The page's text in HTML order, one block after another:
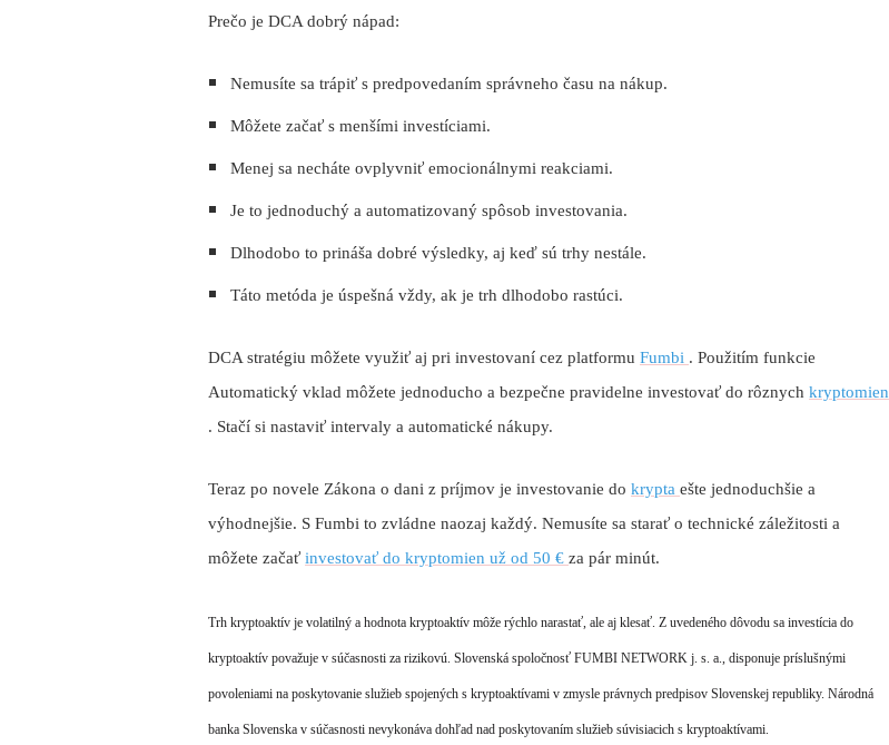
Prečo je DCA dobrý nápad:
Nemusíte sa trápiť s predpovedaním správneho času na nákup.
Môžete začať s menšími investíciami.
Menej sa necháte ovplyvniť emocionálnymi reakciami.
Je to jednoduchý a automatizovaný spôsob investovania.
Dlhodobo to prináša dobré výsledky, aj keď sú trhy nestále.
Táto metóda je úspešná vždy, ak je trh dlhodobo rastúci.
DCA stratégiu môžete využiť aj pri investovaní cez platformu Fumbi . Použitím funkcie
Automatický vklad môžete jednoducho a bezpečne pravidelne investovať do rôznych kryptomien
. Stačí si nastaviť intervaly a automatické nákupy.
Teraz po novele Zákona o dani z príjmov je investovanie do krypta ešte jednoduchšie a
výhodnejšie. S Fumbi to zvládne naozaj každý. Nemusíte sa starať o technické záležitosti a
môžete začať investovať do kryptomien už od 50 € za pár minút.
Trh kryptoaktív je volatilný a hodnota kryptoaktív môže rýchlo narastať, ale aj klesať. Z uvedeného dôvodu sa investícia do
kryptoaktív považuje v súčasnosti za rizikovú. Slovenská spoločnosť FUMBI NETWORK j. s. a., disponuje príslušnými
povoleniami na poskytovanie služieb spojených s kryptoaktívami v zmysle právnych predpisov Slovenskej republiky. Národná
banka Slovenska v súčasnosti nevykonáva dohľad nad poskytovaním služieb súvisiacich s kryptoaktívami.